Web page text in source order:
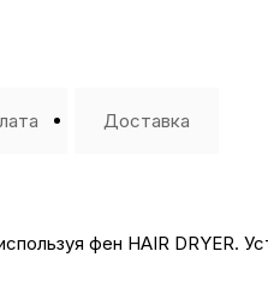
Доставка
фен HAIR DRYER.